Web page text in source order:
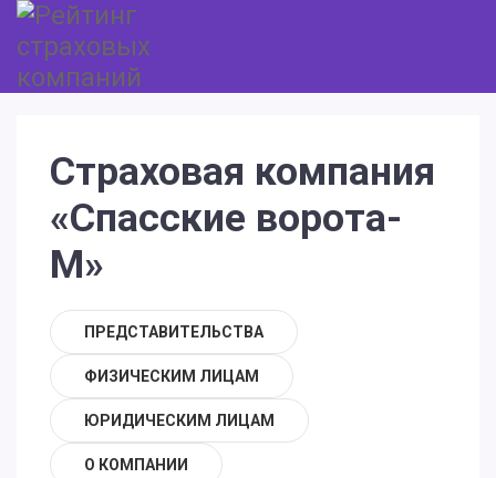
Страховая компания
«Спасские ворота-
М»
ПРЕДСТАВИТЕЛЬСТВА
ФИЗИЧЕСКИМ ЛИЦАМ
ЮРИДИЧЕСКИМ ЛИЦАМ
О КОМПАНИИ